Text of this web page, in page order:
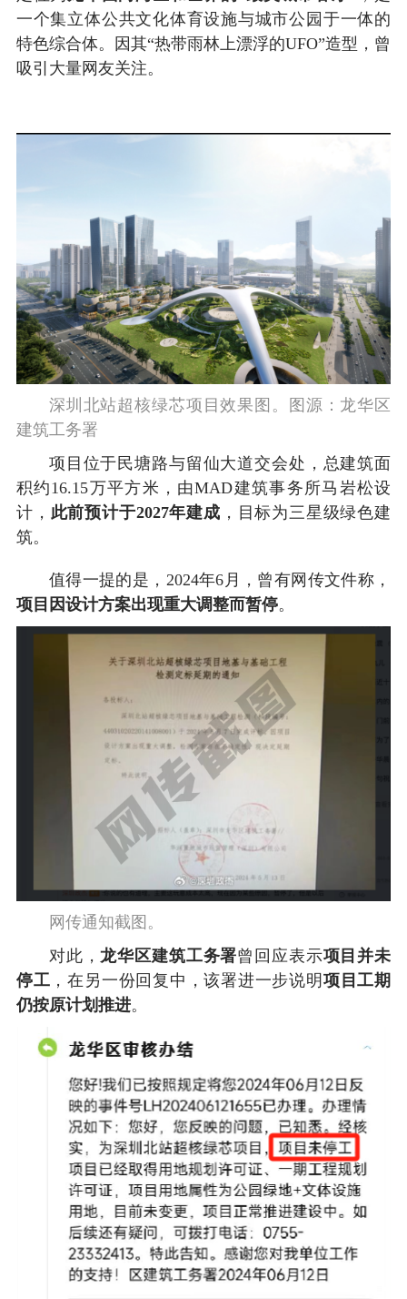
一个集立体公共文化体育设施与城市公园于一体的
特色综合体。因其“热带雨林上漂浮的UFO”造型，曾
吸引大量网友关注。
深圳北站超核绿芯项目效果图。图源：龙华区
建筑工务署
项目位于民塘路与留仙大道交会处，总建筑面
积约16.15万平方米，由MAD建筑事务所马岩松设
计， 此前预计于2027年建成 ，目标为三星级绿色建
筑。
值得一提的是，2024年6月，曾有网传文件称，
项目因设计方案出现重大调整而暂停。
网传通知截图。
对此，龙华区建筑工务署曾回应表示项目并未
停工 ，在另一份回复中，该署进一步说明 项目工期
仍按原计划推进。